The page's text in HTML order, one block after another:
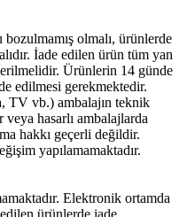
olmalı, ürünlerde
İade edilen ürün tüm yan
Ürünlerin 14 günde
edilmesi gerekmektedir.
TV vb.) ambalajın teknik
veya hasarlı ambalajlarda
hakkı geçerli değildir.
yapılamamaktadır.
Elektronik ortamda